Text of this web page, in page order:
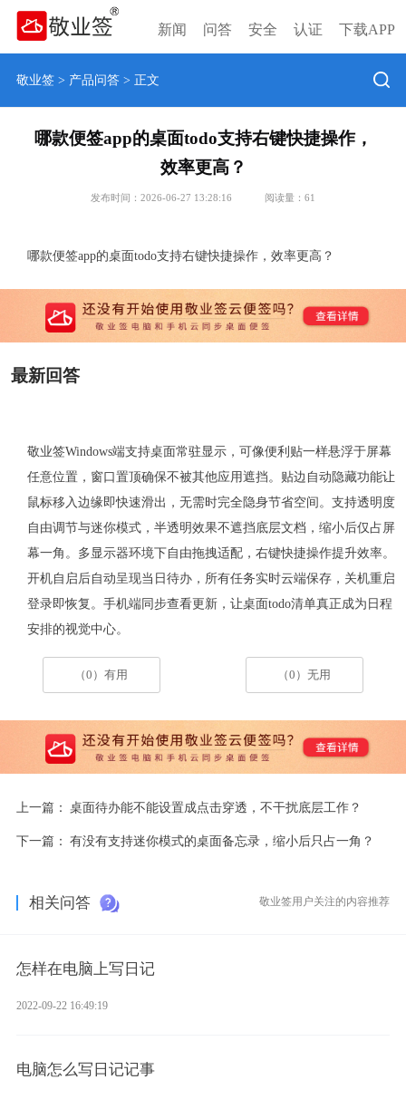
新闻 问答 安全 认证 下载APP
敬业签> 产品问答> 正文
哪款便签app的桌面todo支持右键快捷操作，
效率更高？
发布时间：2026-06-27 13:28:16 阅读量： 61
哪款便签app的桌面todo支持右键快捷操作，效率更高？
最新回答
敬业签Windows端支持桌面常驻显示，可像便利贴一样悬浮于屏幕
任意位置，窗口置顶确保不被其他应用遮挡。贴边自动隐藏功能让
鼠标移入边缘即快速滑出，无需时完全隐身节省空间。支持透明度
自由调节与迷你模式，半透明效果不遮挡底层文档，缩小后仅占屏
幕一角。多显示器环境下自由拖拽适配，右键快捷操作提升效率。
开机自启后自动呈现当日待办，所有任务实时云端保存，关机重启
登录即恢复。手机端同步查看更新，让桌面todo清单真正成为日程
安排的视觉中心。
（0）有用 （0）无用
上一篇： 桌面待办能不能设置成点击穿透，不干扰底层工作？
下一篇： 有没有支持迷你模式的桌面备忘录，缩小后只占一角？
相关问答 敬业签用户关注的内容推荐
怎样在电脑上写日记
2022-09-22 16:49:19
电脑怎么写日记记事